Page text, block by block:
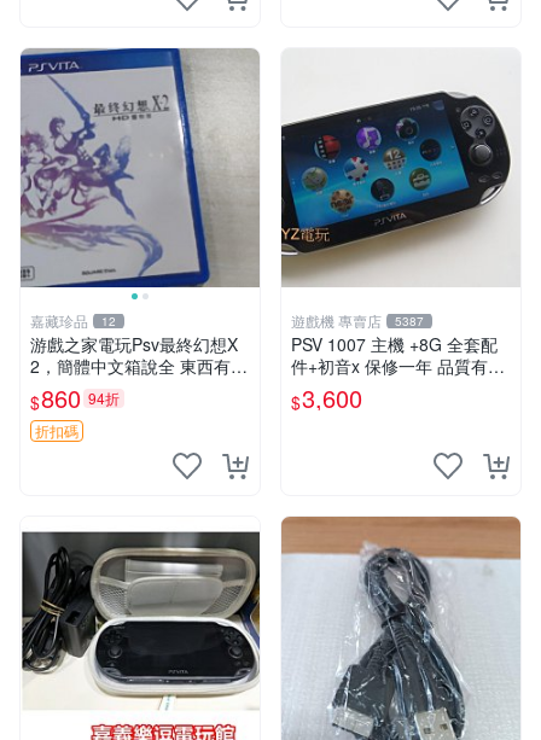
嘉藏珍品 12
游戲之家電玩Psv最終幻想X
2，簡體中文箱說全 東西有現
貨 可以發手物品 無質量問題
售不退不換
$860 94折
折扣碼
遊戲機 專賣店 5387
PSV 1007 主機 +8G 全套配
件+初音x 保修一年 品質有保
障
$3,600